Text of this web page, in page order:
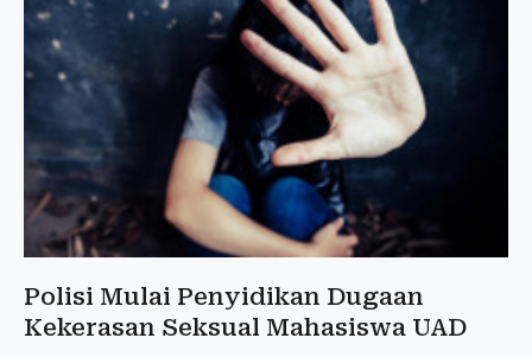
Polisi Mulai Penyidikan Dugaan
Kekerasan Seksual Mahasiswa UAD